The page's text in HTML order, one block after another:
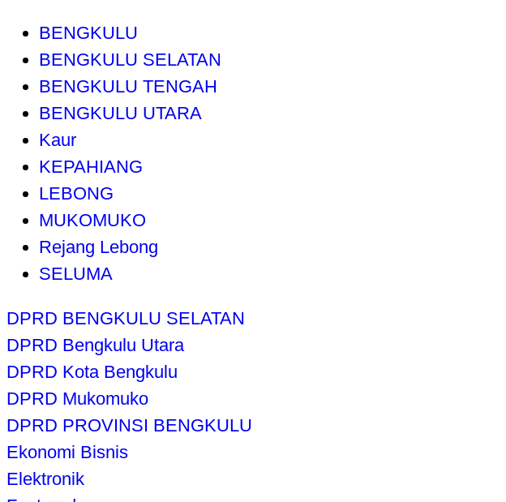
BENGKULU
BENGKULU SELATAN
BENGKULU TENGAH
BENGKULU UTARA
Kaur
KEPAHIANG
LEBONG
MUKOMUKO
Rejang Lebong
SELUMA
DPRD BENGKULU SELATAN
DPRD Bengkulu Utara
DPRD Kota Bengkulu
DPRD Mukomuko
DPRD PROVINSI BENGKULU
Ekonomi Bisnis
Elektronik